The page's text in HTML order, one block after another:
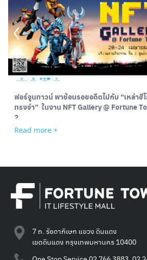
ฟอร์จูนทาวน์ พาย้อนรอยอดีตไปกับ “เหล่าฮี
ทรงจำ” ในงาน NFT Gallery @ Fortune
2
Read more +
7 ถ. รัชดาภิเษก แขวง ดินแดง
เขตดินแดง กรุงเทพมหานคร 10400